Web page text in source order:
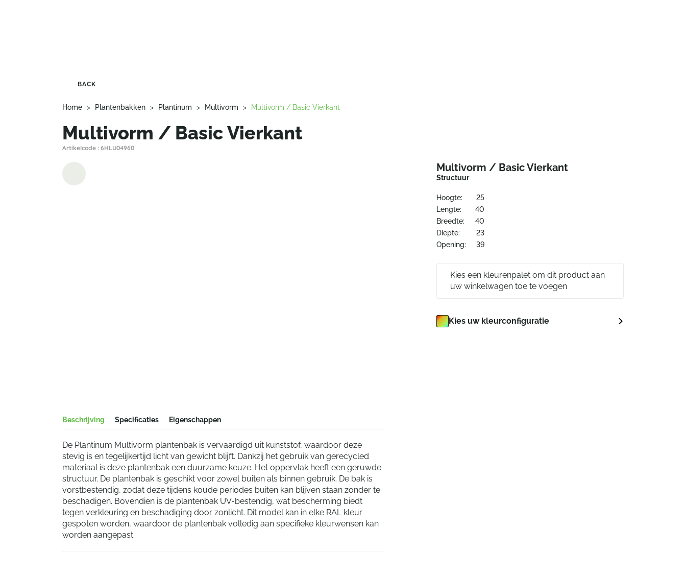
BACK
Home > Plantenbakken > Plantinum > Multivorm > Multivorm / Basic Vierkant
Multivorm / Basic Vierkant
Artikelcode : 6HLU04960
Beschrijving Specificaties Eigenschappen
De Plantinum Multivorm plantenbak is vervaardigd uit kunststof, waardoor deze
stevig is en tegelijkertijd licht van gewicht blijft. Dankzij het gebruik van gerecycled
materiaal is deze plantenbak een duurzame keuze. Het oppervlak heeft een geruwde
structuur. De plantenbak is geschikt voor zowel buiten als binnen gebruik. De bak is
vorstbestendig, zodat deze tijdens koude periodes buiten kan blijven staan zonder te
beschadigen. Bovendien is de plantenbak UV-bestendig, wat bescherming biedt
tegen verkleuring en beschadiging door zonlicht. Dit model kan in elke RAL kleur
gespoten worden, waardoor de plantenbak volledig aan specifieke kleurwensen kan
worden aangepast.
Multivorm / Basic Vierkant
Structuur
Hoogte:
25
Lengte:
40
Breedte:
40
Diepte:
23
Opening:
39
Kies een kleurenpalet om dit product aan
uw winkelwagen toe te voegen
Kies uw kleurconfiguratie